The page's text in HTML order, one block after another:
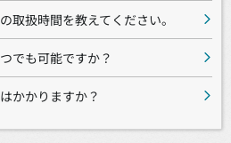
取扱時間を教えてください。
でも可能ですか？
かかりますか？